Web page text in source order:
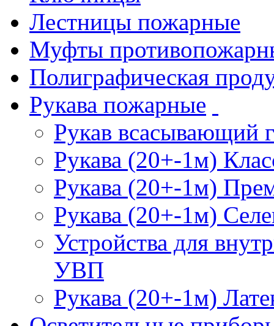
Лестницы пожарные
Муфты
Полиграфическая
Рукава пожарные
Рукав всасывающий
Рукава (20+-1м)
Рукава (20+-1м)
Рукава (20+-1м)
Устройства для
УВП
Рукава (20+-1м)